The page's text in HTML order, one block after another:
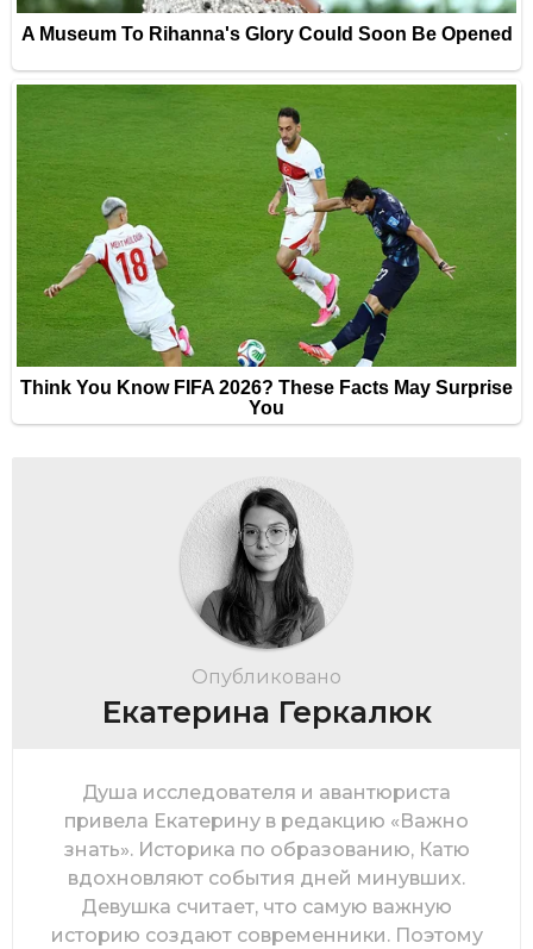
Опубликовано
Екатерина Геркалюк
Душа исследователя и авантюриста
привела Екатерину в редакцию «Важно
знать». Историка по образованию, Катю
вдохновляют события дней минувших.
Девушка считает, что самую важную
историю создают современники. Поэтому